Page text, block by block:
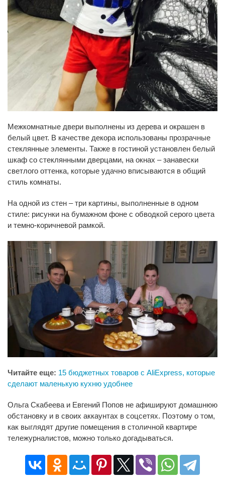
Межкомнатные двери выполнены из дерева и окрашен в
белый цвет. В качестве декора использованы прозрачные
стеклянные элементы. Также в гостиной установлен белый
шкаф со стеклянными дверцами, на окнах – занавески
светлого оттенка, которые удачно вписываются в общий
стиль комнаты.
На одной из стен – три картины, выполненные в одном
стиле: рисунки на бумажном фоне с обводкой серого цвета
и темно-коричневой рамкой.
Читайте еще: 15 бюджетных товаров с AliExpress, которые
сделают маленькую кухню удобнее
Ольга Скабеева и Евгений Попов не афишируют домашнюю
обстановку и в своих аккаунтах в соцсетях. Поэтому о том,
как выглядят другие помещения в столичной квартире
тележурналистов, можно только догадываться.